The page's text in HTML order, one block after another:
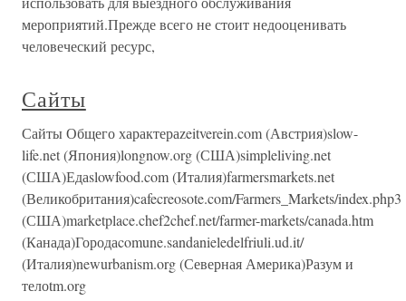
мероприятий.Прежде всего не стоит недооценивать
человеческий ресурс,
Сайты
Сайты Общего характераzeitverein.com (Австрия)slow-
life.net (Япония)longnow.org (США)simpleliving.net
(США)Едаslowfood.com (Италия)farmersmarkets.net
(Великобритания)cafecreosote.com/Farmers_Markets/index.php3
(США)marketplace.chef2chef.net/farmer-markets/canada.htm
(Канада)Городаcomune.sandanieledelfriuli.ud.it/
(Италия)newurbanism.org (Северная Америка)Разум и
телоtm.org